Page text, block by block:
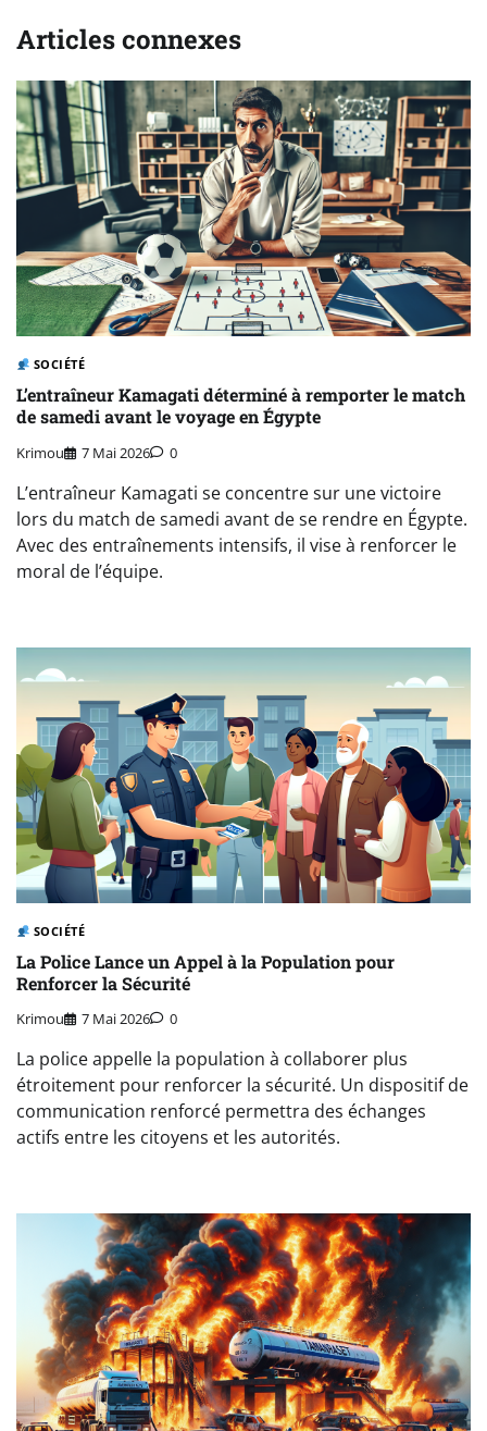
Articles connexes
SOCIÉTÉ
L’entraîneur Kamagati déterminé à remporter le match
de samedi avant le voyage en Égypte
Krimou 7 Mai 2026 0
L’entraîneur Kamagati se concentre sur une victoire
lors du match de samedi avant de se rendre en Égypte.
Avec des entraînements intensifs, il vise à renforcer le
moral de l’équipe.
SOCIÉTÉ
La Police Lance un Appel à la Population pour
Renforcer la Sécurité
Krimou 7 Mai 2026 0
La police appelle la population à collaborer plus
étroitement pour renforcer la sécurité. Un dispositif de
communication renforcé permettra des échanges
actifs entre les citoyens et les autorités.